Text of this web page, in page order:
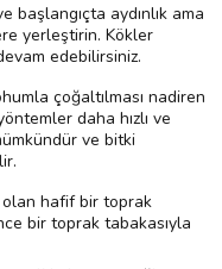
başlangıçta aydınlık ama
yerleştirin. Kökler
edebilirsiniz.
çoğaltılması nadiren
daha hızlı ve
ve bitki
olan hafif bir toprak
bir toprak tabakasıyla